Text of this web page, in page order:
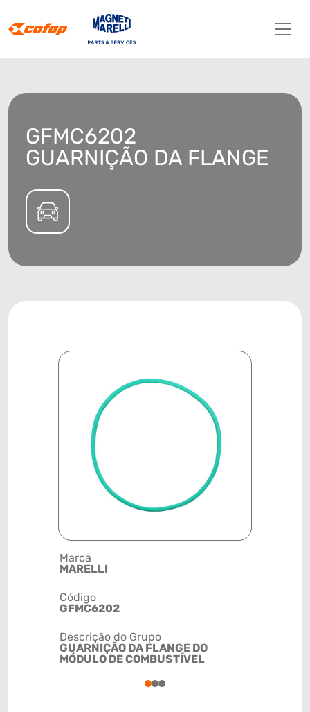
GFMC6202
GUARNIÇÃO DA FLANGE
Marca
MARELLI
Código
GFMC6202
Descrição do Grupo
GUARNIÇÃO DA FLANGE DO
MÓDULO DE COMBUSTÍVEL
123